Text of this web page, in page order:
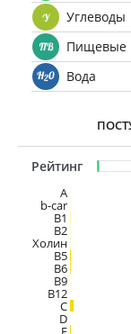
Углеводы
Пищевые
Вода
Рейтинг
A
b-car
В1
B2
Холин
B5
B6
B9
B12
C
D